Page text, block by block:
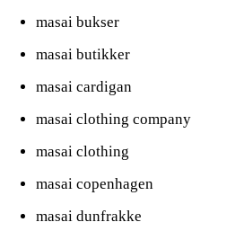
masai bukser
masai butikker
masai cardigan
masai clothing company
masai clothing
masai copenhagen
masai dunfrakke